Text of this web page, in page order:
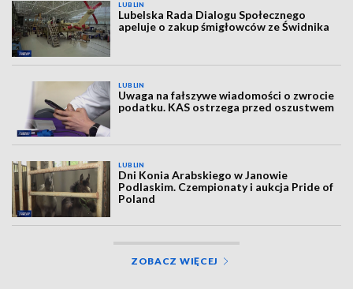
LUBLIN
Lubelska Rada Dialogu Społecznego
apeluje o zakup śmigłowców ze Świdnika
LUBLIN
Uwaga na fałszywe wiadomości o zwrocie
podatku. KAS ostrzega przed oszustwem
LUBLIN
Dni Konia Arabskiego w Janowie
Podlaskim. Czempionaty i aukcja Pride of
Poland
ZOBACZ WIĘCEJ